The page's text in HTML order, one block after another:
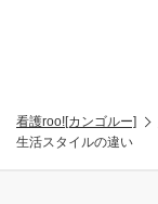
看護roo![カンゴルー]
生活スタイルの違い